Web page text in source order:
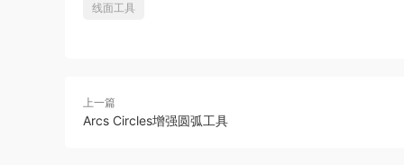
线面工具
上一篇
Arcs Circles增强圆弧工具